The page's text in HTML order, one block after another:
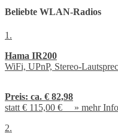
Beliebte WLAN-Radios
1.
Hama IR200
WiFi, UPnP, Stereo-
Preis: ca. € 82,98
statt € 115,00 € » mehr
2.